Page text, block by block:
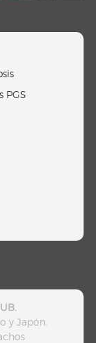
PGS
y Japón.